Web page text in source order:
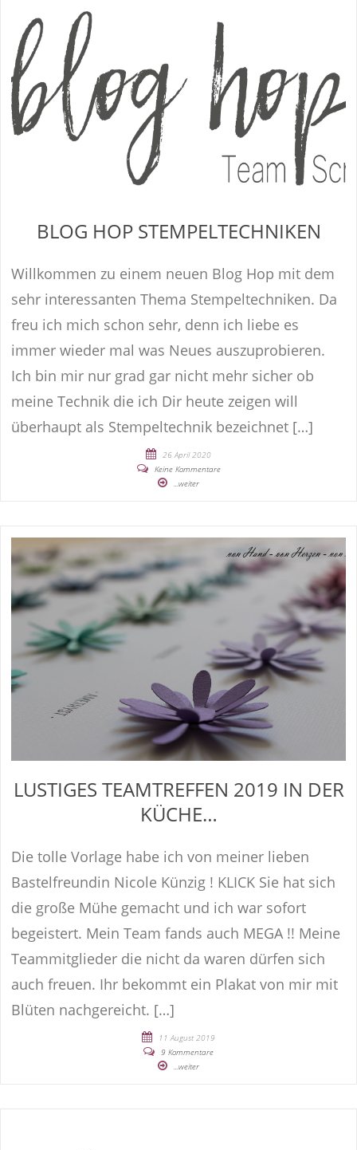
BLOG HOP STEMPELTECHNIKEN
Willkommen zu einem neuen Blog Hop mit dem
sehr interessanten Thema Stempeltechniken. Da
freu ich mich schon sehr, denn ich liebe es
immer wieder mal was Neues auszuprobieren.
Ich bin mir nur grad gar nicht mehr sicher ob
meine Technik die ich Dir heute zeigen will
überhaupt als Stempeltechnik bezeichnet […]
26 April 2020
Keine Kommentare
...weiter
LUSTIGES TEAMTREFFEN 2019 IN DER
KÜCHE…
Die tolle Vorlage habe ich von meiner lieben
Bastelfreundin Nicole Künzig ! KLICK Sie hat sich
die große Mühe gemacht und ich war sofort
begeistert. Mein Team fands auch MEGA !! Meine
Teammitglieder die nicht da waren dürfen sich
auch freuen. Ihr bekommt ein Plakat von mir mit
Blüten nachgereicht. […]
11 August 2019
9 Kommentare
...weiter